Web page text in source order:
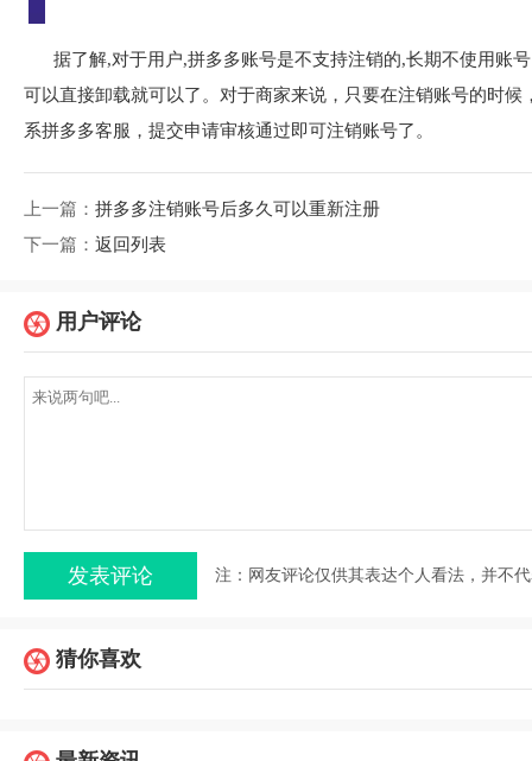
据了解,对于用户,拼多多账号是不支持注销的,长期不使用账
可以直接卸载就可以了。对于商家来说，只要在注销账号的时
系拼多多客服，提交申请审核通过即可注销账号了。
上一篇： 拼多多注销账号后多久可以重新注册
下一篇： 返回列表
用户评论
注：网友评论仅供其表达个人看法，并不
猜你喜欢